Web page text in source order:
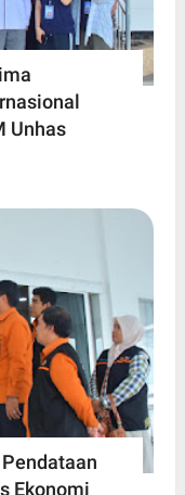
Unhas
Ekonomi